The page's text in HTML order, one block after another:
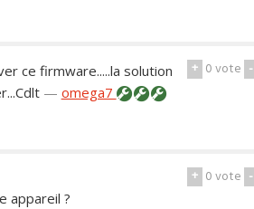
+ 0vote -
ce firmware.....la solution
— omega7
+ 0vote -
appareil ?